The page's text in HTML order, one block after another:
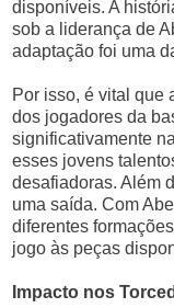
disponíveis. A
sob a liderança de
adaptação foi uma
Por isso, é vital que
dos jogadores da
significativamente
esses jovens
desafiadoras. Além
uma saída. Com
diferentes
jogo às peças
Impacto nos